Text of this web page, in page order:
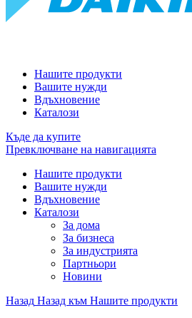
Нашите продукти
Вашите нужди
Вдъхновение
Каталози
Къде да купите
Превключване на навигацията
Нашите продукти
Вашите нужди
Вдъхновение
Каталози
За дома
За бизнеса
За индустрията
Партньори
Новини
Назад Назад към Нашите продукти